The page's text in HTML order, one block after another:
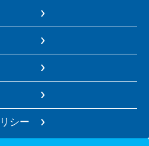
シー